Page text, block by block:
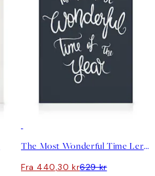
The Most Wonderful Time Lerret
Fra 440,30 kr629 kr